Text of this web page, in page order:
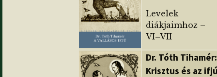
Levelek
diákjaimhoz –
VI–VII
Dr. Tóth Tihamér:
Krisztus és az